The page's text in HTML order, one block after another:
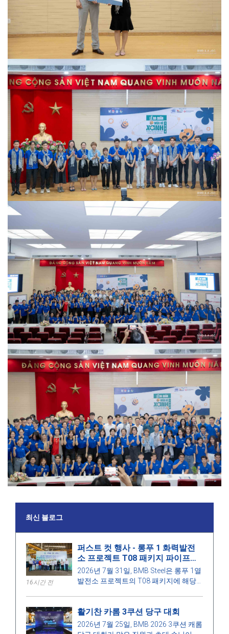
최신 블로그
16시간 전
퍼스트 컷 행사 - 롱푸 1 화력발전
소 프로젝트 T08 패키지 파이프랙
구조 가공 시작
2026년 7월 31일, BMB Steel은 롱푸 1열
발전소 프로젝트의 T08 패키지에 해당
활기찬 카롬 3쿠션 당구 대회
2026년 7월 25일, BMB 2026 3쿠션 캐롬